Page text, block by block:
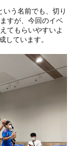
う名前でも、切り
すが、今回のイベ
てもらいやすいよ
しています。